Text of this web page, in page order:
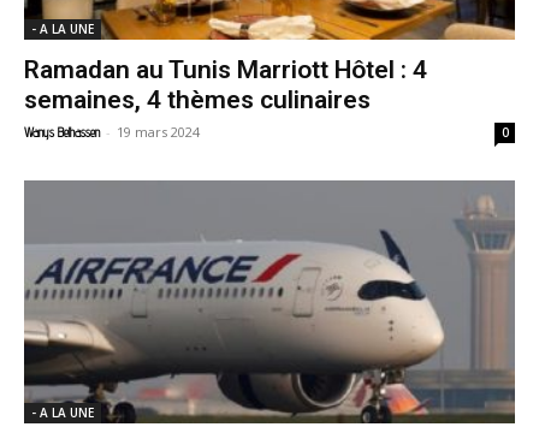
- A LA UNE
Ramadan au Tunis Marriott Hôtel : 4
semaines, 4 thèmes culinaires
Wanys Belhassen - 19 mars 2024 0
- A LA UNE